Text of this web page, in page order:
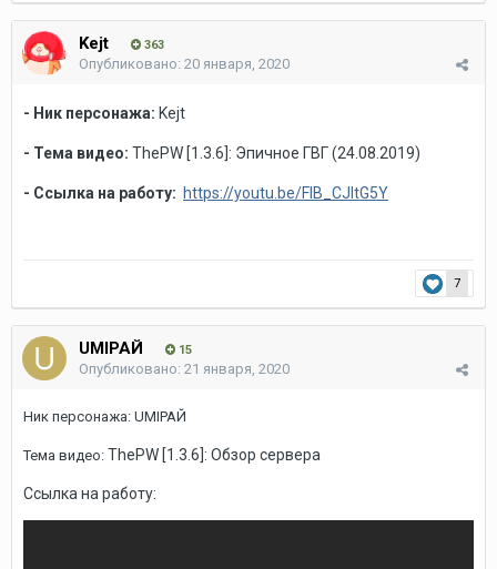
Kejt 363
Опубликовано: 20 января, 2020
- Ник персонажа: Kejt
- Тема видео: ThePW [1.3.6]: Эпичное ГВГ (24.08.2019)
- Ссылка на работу: https://youtu.be/FIB_CJltG5Y
7
UMIРАЙ 15
Опубликовано: 21 января, 2020
Ник персонажа: UMIРАЙ
Тема видео: ThePW [1.3.6]: Обзор сервера
Ссылка на работу: